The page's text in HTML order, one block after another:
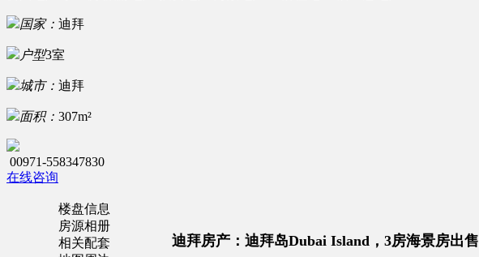
国家： 迪拜
户型3室
城市： 迪拜
面积： 307m²
00971-558347830
在线咨询
楼盘信息
迪拜房产：迪拜岛Dubai Island，3房海景房出售
房源相册
相关配套